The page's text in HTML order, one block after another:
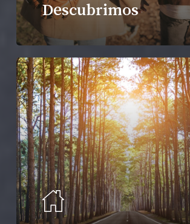
Descubrimos